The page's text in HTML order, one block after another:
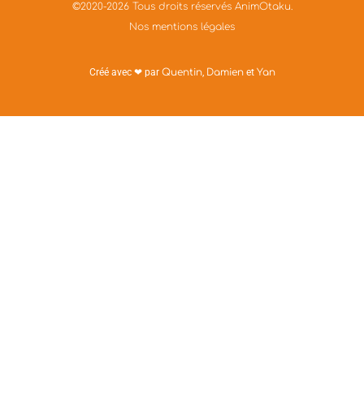
©2020-2026 Tous droits réservés AnimOtaku.
Nos mentions légales
Créé avec ❤ par Quentin, Damienet Yan